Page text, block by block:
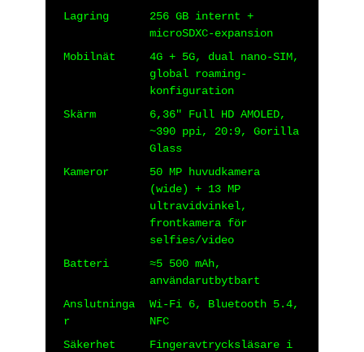
Lagring
256 GB internt +
microSDXC-expansion
Mobilnät
4G + 5G, dual nano-SIM,
global roaming-
konfiguration
Skärm
6,36″ Full HD AMOLED,
~390 ppi, 20:9, Gorilla
Glass
Kameror
50 MP huvudkamera
(wide) + 13 MP
ultravidvinkel,
frontkamera för
selfies/video
Batteri
≈5 500 mAh,
användarutbytbart
Anslutninga
r
Wi-Fi 6, Bluetooth 5.4,
NFC
Säkerhet
Fingeravtrycksläsare i